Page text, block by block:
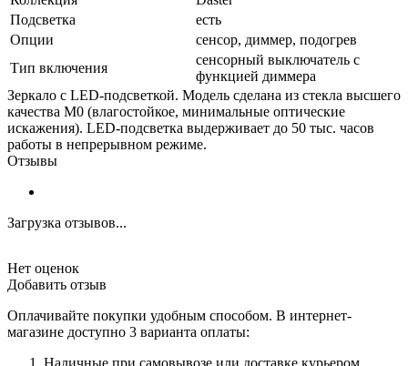
Подсветка
есть
Опции
сенсор, диммер, подогрев
Тип включения
сенсорный выключатель с
функцией диммера
Зеркало с LED-подсветкой. Модель сделана из стекла высшего
качества M0 (влагостойкое, минимальные оптические
искажения). LED-подсветка выдерживает до 50 тыс. часов
работы в непрерывном режиме.
Отзывы
Загрузка отзывов...
Нет оценок
Добавить отзыв
Оплачивайте покупки удобным способом. В интернет-
магазине доступно 3 варианта оплаты: